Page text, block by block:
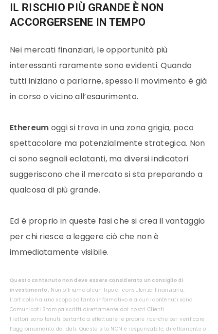
IL RISCHIO PIÙ GRANDE È NON
ACCORGERSENE IN TEMPO
Nei mercati finanziari, le opportunità più
interessanti raramente sono evidenti. Quando
tutti iniziano a parlarne, spesso il movimento è già
in corso o vicino all’esaurimento.
Ethereum oggi si trova in una zona grigia, poco
spettacolare ma potenzialmente strategica. Non
ci sono segnali eclatanti, ma diversi indicatori
suggeriscono che il mercato si sta preparando a
qualcosa di più grande.
Ed è proprio in queste fasi che si crea il vantaggio
per chi riesce a leggere ciò che non è
immediatamente visibile.
Questo contenuto non deve essere considerato un consiglio di
investimento. Non offriamo alcun tipo di consulenza finanziaria.
L’articolo ha uno scopo soltanto informativo e alcuni contenuti sono
Comunicati Stampa scritti direttamente dai nostri Clienti.
I lettori sono tenuti pertanto a effettuare le proprie ricerche per verificare
l’aggiornamento dei dati. Questo sito NON è responsabile, direttamente o